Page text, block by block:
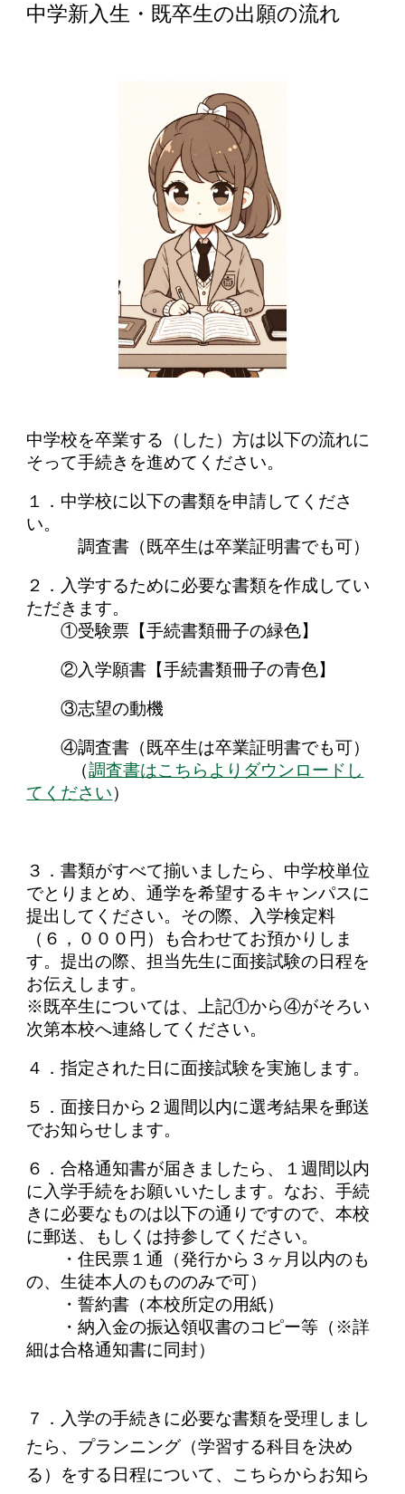
中学新入生・既卒生の出願の流れ
中学校を卒業する（した）方は以下の流れに
そって手続きを進めてください。
１．中学校に以下の書類を申請してくださ
い。
調査書（既卒生は卒業証明書でも可）
２．入学するために必要な書類を作成してい
ただきます。
①受験票【手続書類冊子の緑色】
②入学願書【手続書類冊子の青色】
③志望の動機
④調査書 （既卒生は卒業証明書でも可）
（調査書はこちらよりダウンロードし
てください）
３．書類がすべて揃いましたら、中学校単位
でとりまとめ、通学を希望するキャンパスに
提出してください。その際、入学検定料
（６，０００円）も合わせてお預かりしま
す。提出の際、担当先生に面接試験の日程を
お伝えします。
※既卒生については、上記①から④がそろい
次第本校へ連絡してください。
４．指定された日に面接試験を実施します。
５．面接日から２週間以内に選考結果を郵送
でお知らせします。
６．合格通知書が届きましたら、１週間以内
に入学手続をお願いいたします。なお、手続
きに必要なものは以下の通りですので、本校
に郵送、もしくは持参してください。
・住民票１通（発行から３ヶ月以内のも
の、生徒本人のもののみで可）
・誓約書（本校所定の用紙）
・納入金の振込領収書のコピー等（※詳
細は合格通知書に同封）
７．入学の手続きに必要な書類を受理しまし
たら、プランニング（学習する科目を決め
る）をする日程について、こちらからお知ら